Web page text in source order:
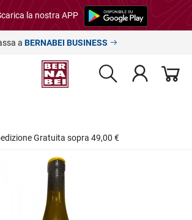
la nostra APP
a BERNABEI BUSINESS
Gratuita sopra 49,00 €